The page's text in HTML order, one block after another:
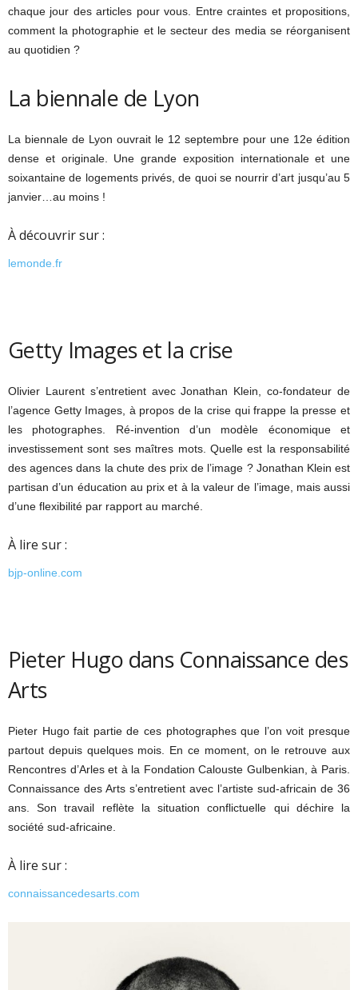
chaque jour des articles pour vous. Entre craintes et propositions,
comment la photographie et le secteur des media se réorganisent
au quotidien ?
La biennale de Lyon
La biennale de Lyon ouvrait le 12 septembre pour une 12e édition
dense et originale. Une grande exposition internationale et une
soixantaine de logements privés, de quoi se nourrir d’art jusqu’au 5
janvier…au moins !
À découvrir sur :
lemonde.fr
Getty Images et la crise
Olivier Laurent s’entretient avec Jonathan Klein, co-fondateur de
l’agence Getty Images, à propos de la crise qui frappe la presse et
les photographes. Ré-invention d’un modèle économique et
investissement sont ses maîtres mots. Quelle est la responsabilité
des agences dans la chute des prix de l’image ? Jonathan Klein est
partisan d’un éducation au prix et à la valeur de l’image, mais aussi
d’une flexibilité par rapport au marché.
À lire sur :
bjp-online.com
Pieter Hugo dans Connaissance des
Arts
Pieter Hugo fait partie de ces photographes que l’on voit presque
partout depuis quelques mois. En ce moment, on le retrouve aux
Rencontres d’Arles et à la Fondation Calouste Gulbenkian, à Paris.
Connaissance des Arts s’entretient avec l’artiste sud-africain de 36
ans. Son travail reflète la situation conflictuelle qui déchire la
société sud-africaine.
À lire sur :
connaissancedesarts.com